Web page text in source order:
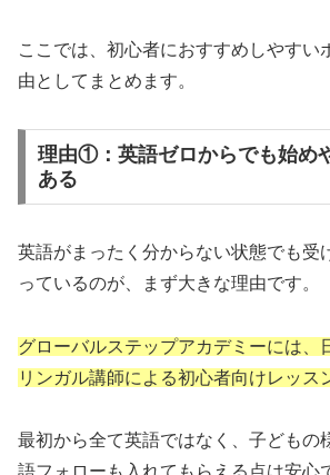
ここでは、初心者におすすめしやすい
由としてまとめます。
理由①：英語ゼロからでも始め
ある
英語がまったく分からない状態でも受
っているのが、まず大きな理由です。
グローバルステップアカデミーには、
リンガル講師による初心者向けレッス
最初から全て英語ではなく、子どもの